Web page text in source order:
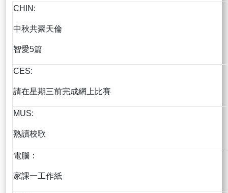
CHIN:
中秋共聚天倫
智愛5篇
CES:
請在星期三前完成網上比賽
MUS:
熟讀校歌
電腦：
家課一工作紙